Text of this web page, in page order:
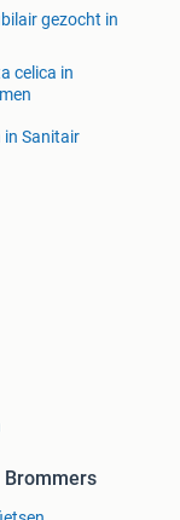
gezocht in
celica in
in Sanitair
Brommers